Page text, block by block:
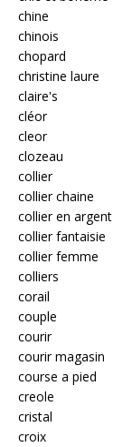
chine
chinois
chopard
christine laure
claire's
cléor
cleor
clozeau
collier
collier chaine
collier en argent
collier fantaisie
collier femme
colliers
corail
couple
courir
courir magasin
course a pied
creole
cristal
croix